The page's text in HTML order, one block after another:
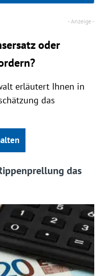
oder
erläutert Ihnen in
das
das